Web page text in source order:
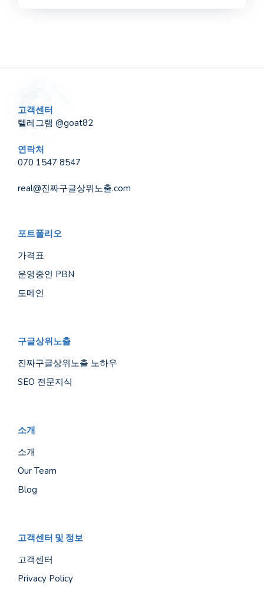
고객센터
텔레그램 @goat82
연락처
070 1547 8547
real@진짜구글상위노출.com
포트폴리오
가격표
운영중인 PBN
도메인
구글상위노출
진짜구글상위노출 노하우
SEO 전문지식
소개
소개
Our Team
Blog
고객센터 및 정보
고객센터
Privacy Policy